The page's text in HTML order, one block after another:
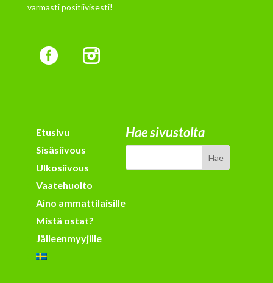
varmasti positiivisesti!
Etusivu
Sisäsiivous
Ulkosiivous
Vaatehuolto
Aino ammattilaisille
Mistä ostat?
Jälleenmyyjille
Hae sivustolta